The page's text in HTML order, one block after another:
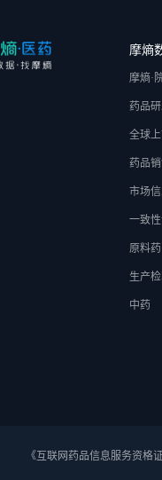
摩熵
摩熵·
药品
全球
药品
市场
一致
原料药
生产
中药
《互联网药品信息服务资